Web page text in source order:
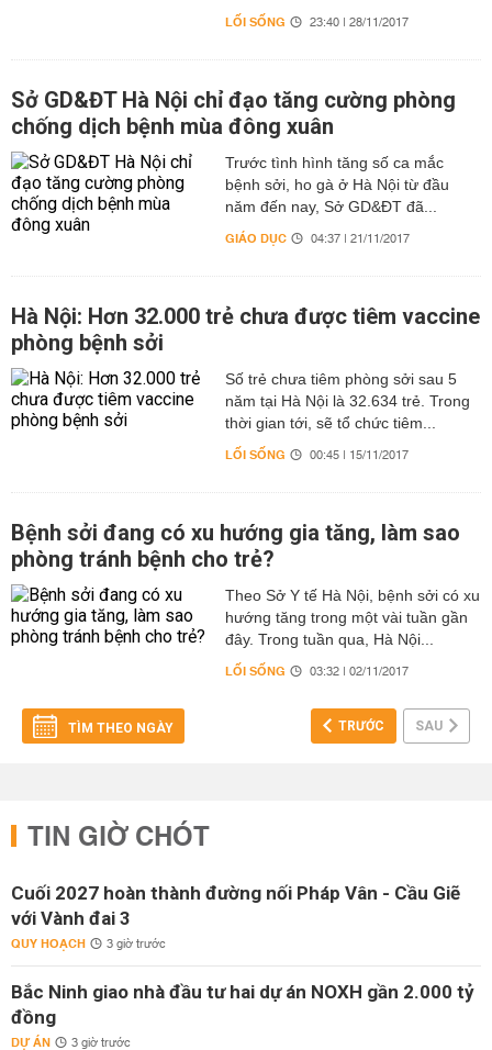
LỐI SỐNG 23:40 | 28/11/2017
Sở GD&ĐT Hà Nội chỉ đạo tăng cường phòng
chống dịch bệnh mùa đông xuân
Trước tình hình tăng số ca mắc
bệnh sởi, ho gà ở Hà Nội từ đầu
năm đến nay, Sở GD&ĐT đã...
GIÁO DỤC 04:37 | 21/11/2017
Hà Nội: Hơn 32.000 trẻ chưa được tiêm vaccine
phòng bệnh sởi
Số trẻ chưa tiêm phòng sởi sau 5
năm tại Hà Nội là 32.634 trẻ. Trong
thời gian tới, sẽ tổ chức tiêm...
LỐI SỐNG 00:45 | 15/11/2017
Bệnh sởi đang có xu hướng gia tăng, làm sao
phòng tránh bệnh cho trẻ?
Theo Sở Y tế Hà Nội, bệnh sởi có xu
hướng tăng trong một vài tuần gần
đây. Trong tuần qua, Hà Nội...
LỐI SỐNG 03:32 | 02/11/2017
TÌM THEO NGÀY TRƯỚC SAU
TIN GIỜ CHÓT
Cuối 2027 hoàn thành đường nối Pháp Vân - Cầu Giẽ
với Vành đai 3
QUY HOẠCH 3 giờ trước
Bắc Ninh giao nhà đầu tư hai dự án NOXH gần 2.000 tỷ
đồng
DỰ ÁN 3 giờ trước